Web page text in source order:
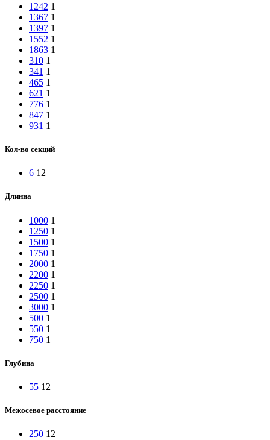
1242 1
1367 1
1397 1
1552 1
1863 1
310 1
341 1
465 1
621 1
776 1
847 1
931 1
Кол-во секций
6 12
Длинна
1000 1
1250 1
1500 1
1750 1
2000 1
2200 1
2250 1
2500 1
3000 1
500 1
550 1
750 1
Глубина
55 12
Межосевое расстояние
250 12